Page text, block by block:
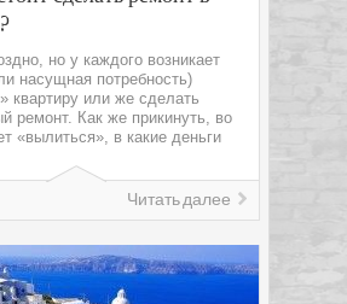
но у каждого возникает
насущная потребность)
квартиру или же сделать
ремонт. Как же прикинуть, во
«вылиться», в какие деньги
Читать далее